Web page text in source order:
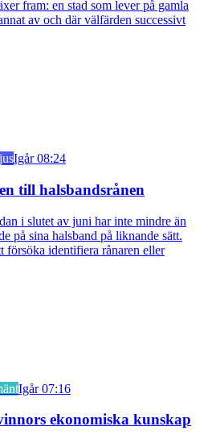
fram: en stad som lever på gamla
av och där välfärden successivt
Igår 08:24
till halsbandsrånen
i slutet av juni har inte mindre än
på sina halsband på liknande sätt.
försöka identifiera rånaren eller
Igår 07:16
ekonomiska kunskap